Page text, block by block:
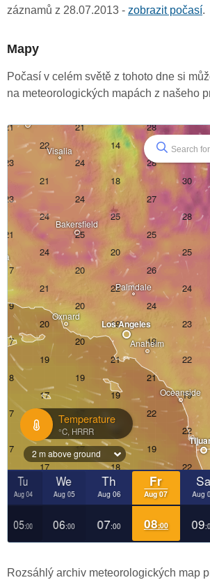
záznamů z 28.07.2013 - zobrazit počasí.
Mapy
Počasí v celém světě z tohoto dne si
na meteorologických mapách z našeho
Rozsáhlý archiv meteorologických map